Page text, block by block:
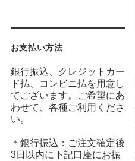
お支払い方法
銀行振込、クレジットカー
ド払、コンビニ払を用意し
てございます。ご希望にあ
わせて、各種ご利用くださ
い。
＊銀行振込：ご注文確定後
3日以内に下記口座にお振